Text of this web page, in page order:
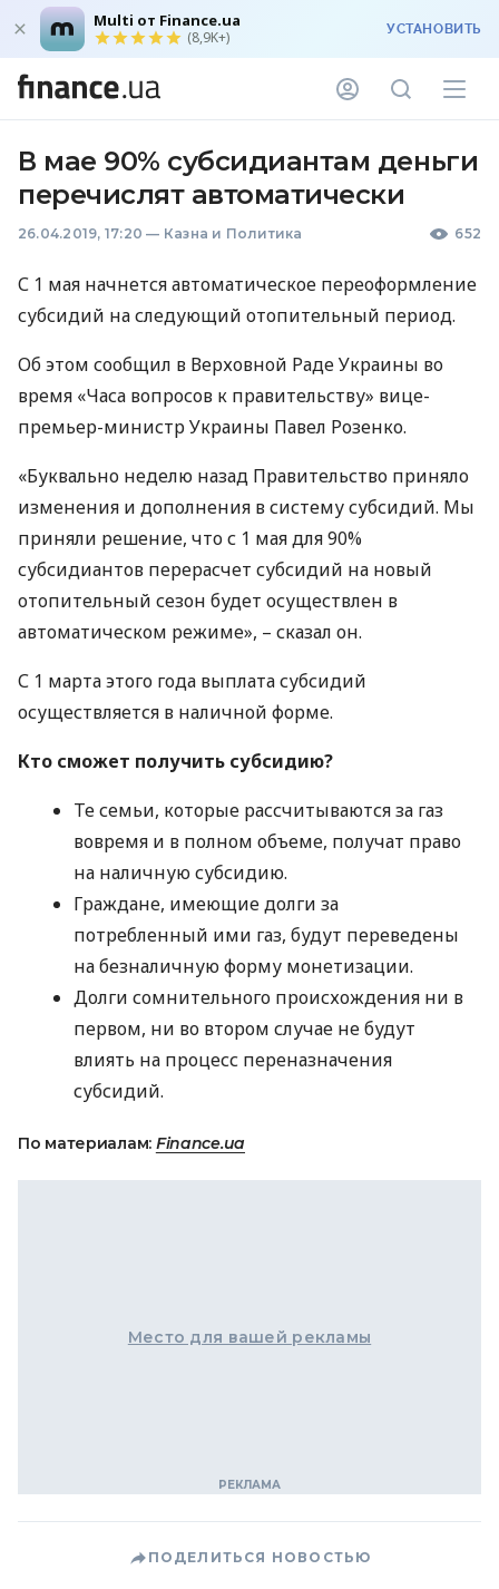
Multi от Finance.ua
(8,9K+) УСТАНОВИТЬ
В мае 90% субсидиантам деньги
перечислят автоматически
26.04.2019, 17:20 — Казна и Политика 652
С 1 мая начнется автоматическое переоформление
субсидий на следующий отопительный период.
Об этом сообщил в Верховной Раде Украины во
время «Часа вопросов к правительству» вице-
премьер-министр Украины Павел Розенко.
«Буквально неделю назад Правительство приняло
изменения и дополнения в систему субсидий. Мы
приняли решение, что с 1 мая для 90%
субсидиантов перерасчет субсидий на новый
отопительный сезон будет осуществлен в
автоматическом режиме», – сказал он.
С 1 марта этого года выплата субсидий
осуществляется в наличной форме.
Кто сможет получить субсидию?
Те семьи, которые рассчитываются за газ
вовремя и в полном объеме, получат право
на наличную субсидию.
Граждане, имеющие долги за
потребленный ими газ, будут переведены
на безналичную форму монетизации.
Долги сомнительного происхождения ни в
первом, ни во втором случае не будут
влиять на процесс переназначения
субсидий.
По материалам: Finance.ua
Место для вашей рекламы
ПОДЕЛИТЬСЯ НОВОСТЬЮ